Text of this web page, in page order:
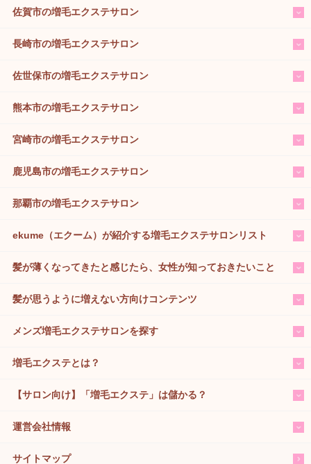
佐賀市の増毛エクステサロン
長崎市の増毛エクステサロン
佐世保市の増毛エクステサロン
熊本市の増毛エクステサロン
宮崎市の増毛エクステサロン
鹿児島市の増毛エクステサロン
那覇市の増毛エクステサロン
ekume（エクーム）が紹介する増毛エクステサロンリスト
髪が薄くなってきたと感じたら、女性が知っておきたいこと
髪が思うように増えない方向けコンテンツ
メンズ増毛エクステサロンを探す
増毛エクステとは？
【サロン向け】「増毛エクステ」は儲かる？
運営会社情報
サイトマップ